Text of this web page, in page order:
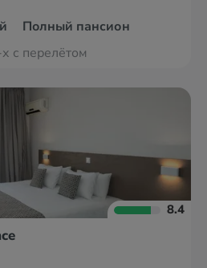
Полный пансион
с перелётом
8.4